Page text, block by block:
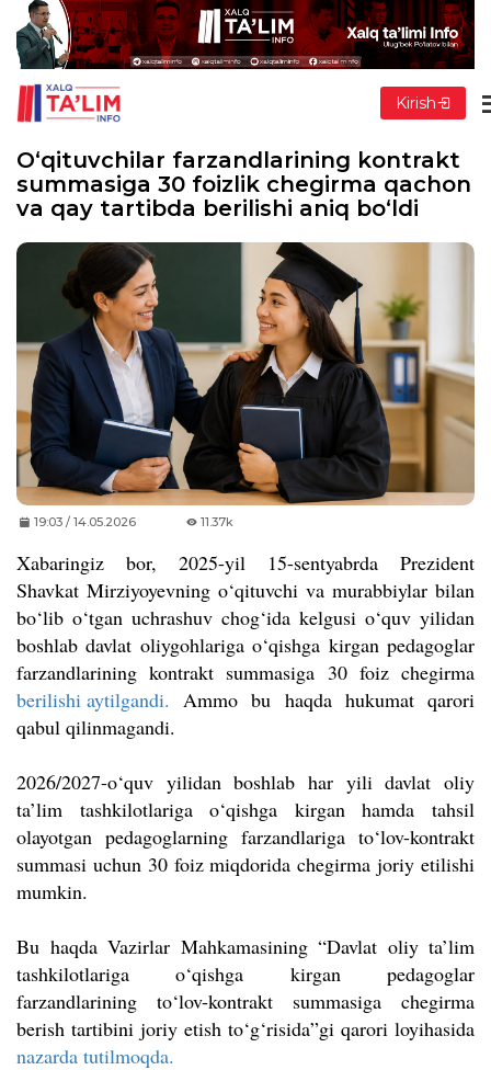
Kirish
O‘qituvchilar farzandlarining kontrakt
summasiga 30 foizlik chegirma qachon
va qay tartibda berilishi aniq bo‘ldi
19:03 / 14.05.2026 11.37k
Xabaringiz bor, 2025-yil 15-sentyabrda Prezident
Shavkat Mirziyoyevning o‘qituvchi va murabbiylar bilan
bo‘lib o‘tgan uchrashuv chog‘ida kelgusi o‘quv yilidan
boshlab davlat oliygohlariga o‘qishga kirgan pedagoglar
farzandlarining kontrakt summasiga 30 foiz chegirma
berilishi aytilgandi. Ammo bu haqda hukumat qarori
qabul qilinmagandi.
2026/2027-o‘quv yilidan boshlab har yili davlat oliy
ta’lim tashkilotlariga o‘qishga kirgan hamda tahsil
olayotgan pedagoglarning farzandlariga to‘lov-kontrakt
summasi uchun 30 foiz miqdorida chegirma joriy etilishi
mumkin.
Bu haqda Vazirlar Mahkamasining “Davlat oliy ta’lim
tashkilotlariga o‘qishga kirgan pedagoglar
farzandlarining to‘lov-kontrakt summasiga chegirma
berish tartibini joriy etish to‘g‘risida”gi qarori loyihasida
nazarda tutilmoqda.